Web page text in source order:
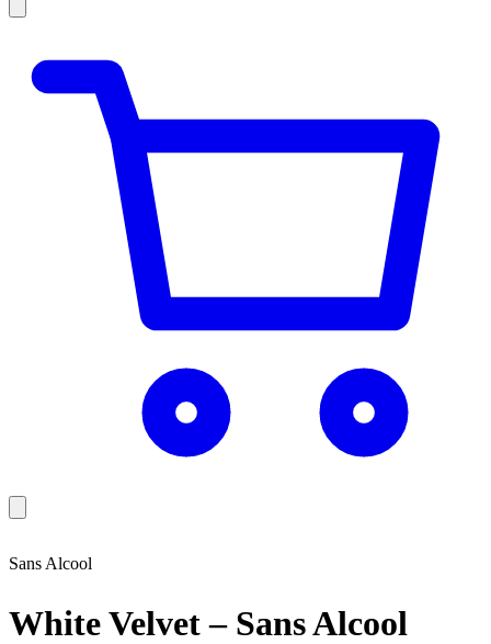
Sans Alcool
White Velvet – Sans Alcool